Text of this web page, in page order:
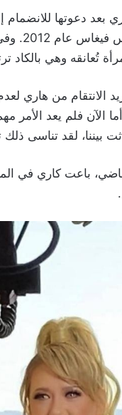
بعد دعوتها
تُعانقه وهي بالكاد
الآن فلم يعد
بيننا، لقد تناسى ذلك
أنه في عام 2023 الماضي،